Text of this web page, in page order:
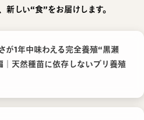
新しい“食”をお届けします。
が1年中味わえる完全養殖“黒瀬
｜天然種苗に依存しないブリ養殖